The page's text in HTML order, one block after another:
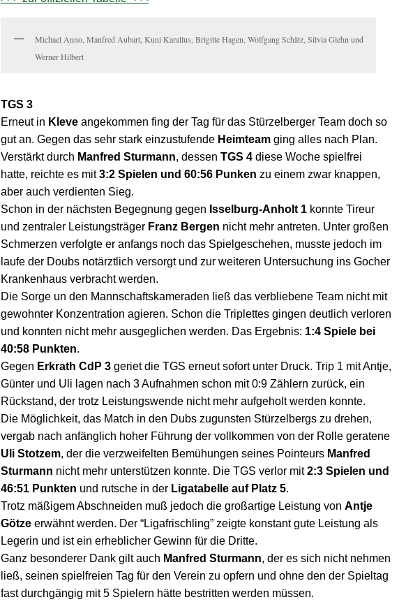
Michael Anno, Manfred Aubart, Kuni Karallus, Brigitte Hagen, Wolfgang Schätz, Silvia Glehn und
Werner Hilbert
TGS 3
Erneut in Kleve angekommen fing der Tag für das Stürzelberger Team doch so
gut an. Gegen das sehr stark einzustufende Heimteam ging alles nach Plan.
Verstärkt durch Manfred Sturmann, dessen TGS 4 diese Woche spielfrei
hatte, reichte es mit3:2 Spielen und 60:56 Punken zu einem zwar knappen,
aber auch verdienten Sieg.
Schon in der nächsten Begegnung gegen Isselburg-Anholt 1 konnte Tireur
und zentraler Leistungsträger Franz Bergen nicht mehr antreten. Unter großen
Schmerzen verfolgte er anfangs noch das Spielgeschehen, musste jedoch im
laufe der Doubs notärztlich versorgt und zur weiteren Untersuchung ins Gocher
Krankenhaus verbracht werden.
Die Sorge un den Mannschaftskameraden ließ das verbliebene Team nicht mit
gewohnter Konzentration agieren. Schon die Triplettes gingen deutlich verloren
und konnten nicht mehr ausgeglichen werden. Das Ergebnis: 1:4 Spiele bei
40:58 Punkten.
Gegen Erkrath CdP 3 geriet die TGS erneut sofort unter Druck. Trip 1 mit Antje,
Günter und Uli lagen nach 3 Aufnahmen schon mit 0:9 Zählern zurück, ein
Rückstand, der trotz Leistungswende nicht mehr aufgeholt werden konnte.
Die Möglichkeit, das Match in den Dubs zugunsten Stürzelbergs zu drehen,
vergab nach anfänglich hoher Führung der vollkommen von der Rolle geratene
Uli Stotzem, der die verzweifelten Bemühungen seines Pointeurs Manfred
Sturmann nicht mehr unterstützen konnte. Die TGS verlor mit2:3 Spielen und
46:51 Punkten und rutsche in der Ligatabelle auf Platz 5.
Trotz mäßigem Abschneiden muß jedoch die großartige Leistung von Antje
Götze erwähnt werden. Der “Ligafrischling” zeigte konstant gute Leistung als
Legerin und ist ein erheblicher Gewinn für die Dritte.
Ganz besonderer Dank gilt auch Manfred Sturmann, der es sich nicht nehmen
ließ, seinen spielfreien Tag für den Verein zu opfern und ohne den der Spieltag
fast durchgängig mit 5 Spielern hätte bestritten werden müssen.